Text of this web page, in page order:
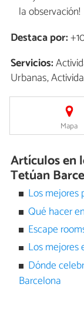
la observación!
Destaca por:
Servicios:
Urbanas,
Mapa
Artículos en
Tetúan
Los mejores
Qué hacer
Escape
Los mejores
Dónde
Barcelona